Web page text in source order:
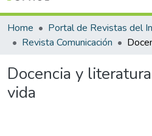
Home
Revista Comunicación
Docencia y
vida